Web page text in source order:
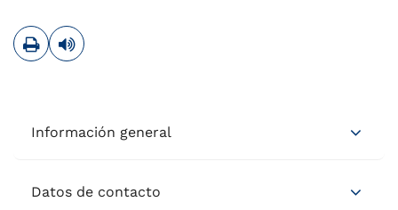
ImprimirLeer contenido
Información general
Datos de contacto